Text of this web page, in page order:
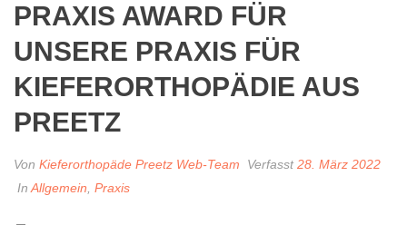
PRAXIS AWARD FÜR
UNSERE PRAXIS FÜR
KIEFERORTHOPÄDIE AUS
PREETZ
Von Kieferorthopäde Preetz Web-Team Verfasst28. März 2022
In Allgemein Praxis